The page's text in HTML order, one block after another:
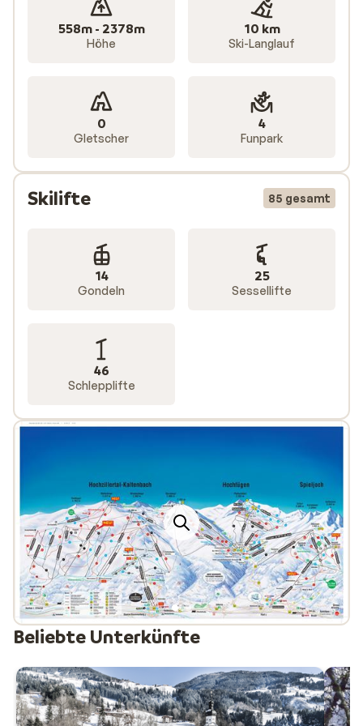
558m - 2378m
Höhe
10 km
Ski-Langlauf
0
Gletscher
4
Funpark
Skilifte 85 gesamt
14
Gondeln
25
Sessellifte
46
Schlepplifte
Beliebte Unterkünfte